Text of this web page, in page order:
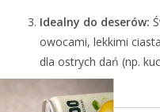
Idealny do deserów:
owocami, lekkimi
dla ostrych dań (np.